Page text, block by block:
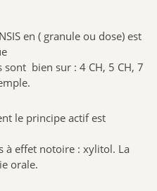
en ( granule ou dose) est
bien sur : 4 CH, 5 CH, 7
le principe actif est
à effet notoire : xylitol. La
orale.